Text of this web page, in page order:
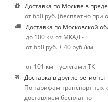
Доставка по Москве в
от 650 руб. (бесплатно при
Доставка по Московской
до 100 км от МКАД -
от 650 руб. + 40 руб./км
от 101 км – услугами ТК
Доставка в другие регионы
По тарифам транспортных
доставляем бесплатно